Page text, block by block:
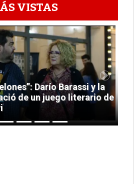
VISTAS
1
Darío Barassi y la
de un juego literario de
Next